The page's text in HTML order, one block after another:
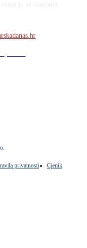
privatnosti
Cjenik